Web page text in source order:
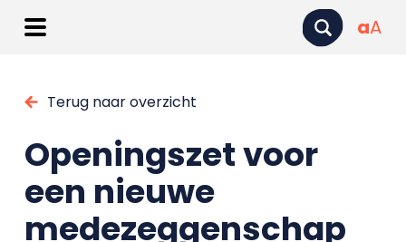
aA
Terug naar overzicht
Openingszet voor
een nieuwe
medezeggenschap